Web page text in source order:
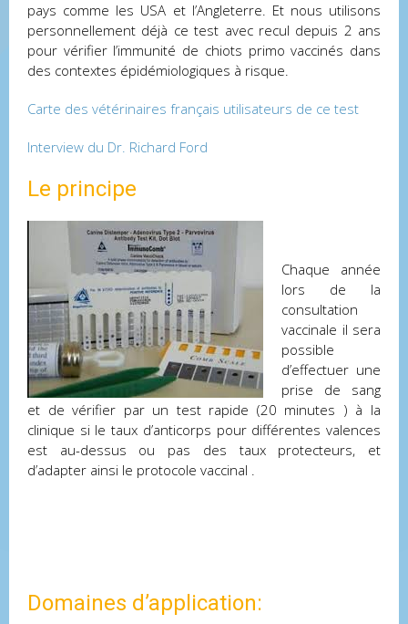
pays comme les USA et l’Angleterre. Et nous utilisons
personnellement déjà ce test avec recul depuis 2 ans
pour vérifier l’immunité de chiots primo vaccinés dans
des contextes épidémiologiques à risque.
Carte des vétérinaires français utilisateurs de ce test
Interview du Dr. Richard Ford
Le principe
Chaque année
lors de la
consultation
vaccinale il sera
possible
d’effectuer une
prise de sang
et de vérifier par un test rapide (20 minutes ) à la
clinique si le taux d’anticorps pour différentes valences
est au-dessus ou pas des taux protecteurs, et
d’adapter ainsi le protocole vaccinal .
Domaines d’application: